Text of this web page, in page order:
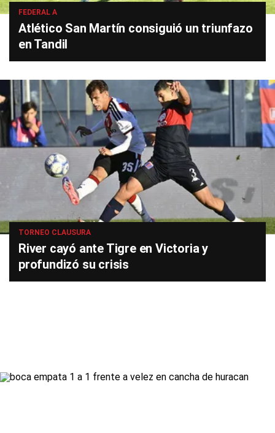
FEDERAL A
Atlético San Martín consiguió un triunfazo
en Tandil
TORNEO CLAUSURA
River cayó ante Tigre en Victoria y
profundizó su crisis